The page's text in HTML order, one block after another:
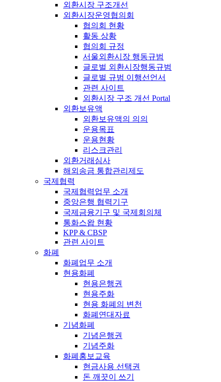
외환시장 구조개선
외환시장운영협의회
협의회 현황
활동 상황
협의회 규정
서울외환시장 행동규범
글로벌 외환시장행동규범
글로벌 규범 이행선언서
관련 사이트
외환시장 구조 개선 Portal
외환보유액
외환보유액의 의의
운용목표
운용현황
리스크관리
외환거래심사
해외송금 통합관리제도
국제협력
국제협력업무 소개
중앙은행 협력기구
국제금융기구 및 국제회의체
통화스왑 현황
KPP & CBSP
관련 사이트
화폐
화폐업무 소개
현용화폐
현용은행권
현용주화
현용 화폐의 변천
화폐연대자료
기념화폐
기념은행권
기념주화
화폐홍보교육
현금사용 선택권
돈 깨끗이 쓰기